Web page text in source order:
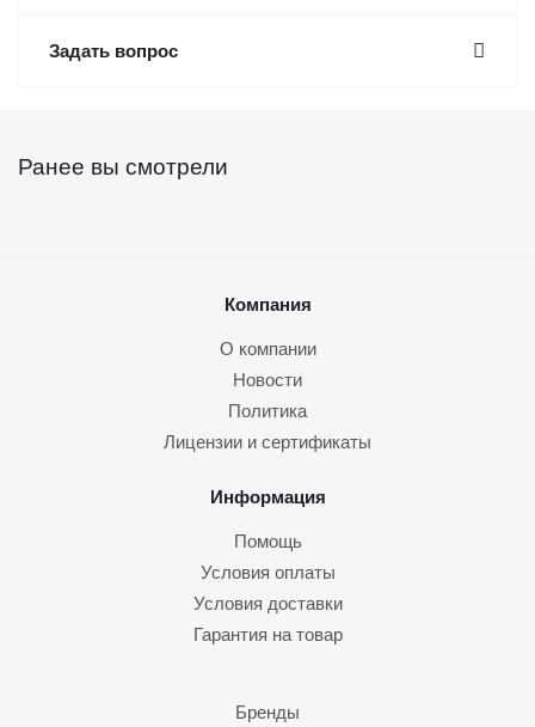
Задать вопрос
Ранее вы смотрели
Компания
О компании
Новости
Политика
Лицензии и сертификаты
Информация
Помощь
Условия оплаты
Условия доставки
Гарантия на товар
Бренды